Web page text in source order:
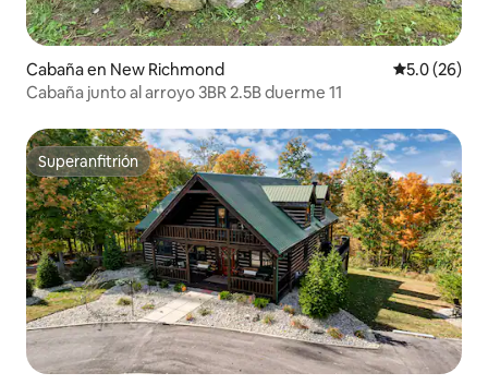
Cabaña en New Richmond Calificación
5.0 (26)
Cabaña junto al arroyo 3BR 2.5B duerme 11
Superanfitrión
Superanfitrión